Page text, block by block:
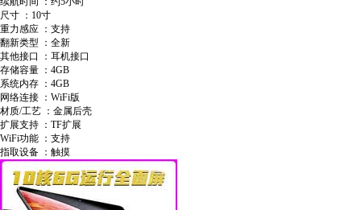
尺寸 ：10寸
重力感应 ：支持
翻新类型 ：全新
其他接口 ：耳机接口
存储容量 ：4GB
系统内存 ：4GB
网络连接 ：WiFi版
材质/工艺 ：金属后壳
扩展支持 ：TF扩展
WiFi功能 ：支持
指取设备 ：触摸